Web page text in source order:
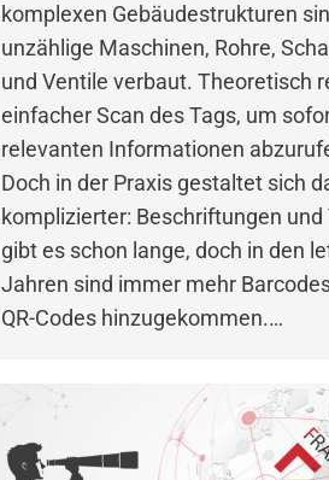
komplexen Gebäudestrukturen
unzählige Maschinen, Rohre,
und Ventile verbaut. Theoretisch
einfacher Scan des Tags, um
relevanten Informationen
Doch in der Praxis gestaltet sich
komplizierter: Beschriftungen und
gibt es schon lange, doch in den
Jahren sind immer mehr
QR-Codes hinzugekommen.…